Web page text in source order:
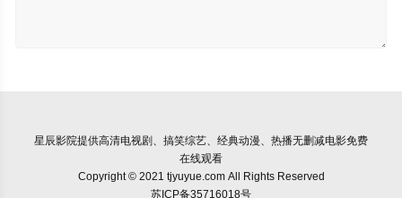
星辰影院提供高清电视剧、搞笑综艺、经典动漫、热播无删减电影免费
在线观看
Copyright © 2021 tjyuyue.com All Rights Reserved
苏ICP备35716018号